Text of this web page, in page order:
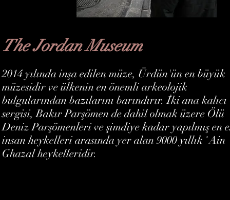
The Jordan Museum
2014 yılında inşa edilen müze, Ürdün'ün en büyük
müzesidir ve ülkenin en önemli arkeolojik
bulgularından bazılarını barındırır. İki ana kalıcı
sergisi, Bakır Parşömen de dahil olmak üzere Ölü
Deniz Parşömenleri ve şimdiye kadar yapılmış en
insan heykelleri arasında yer alan 9000 yıllık ʿAin
Ghazal heykelleridir.